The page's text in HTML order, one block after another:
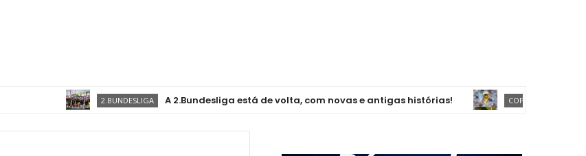
2.BUNDESLIGA A 2.Bundesliga está de volta, com novas e antigas histórias! COPA DO MUNDO